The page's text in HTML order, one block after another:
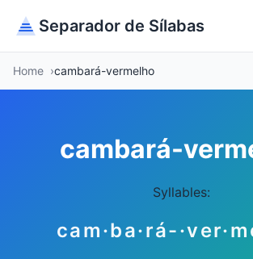
Separador de Sílabas
Home cambará-vermelho
cambará-
Syllables:
cam·ba·rá-